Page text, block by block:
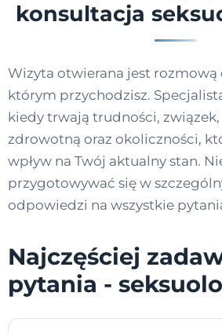
konsultacja
Wizyta otwierana jest rozmową
którym przychodzisz.
kiedy trwają trudności,
zdrowotną oraz okoliczności,
wpływ na Twój aktualny stan.
przygotowywać się w
odpowiedzi na wszystkie
Najczęściej
pytania -